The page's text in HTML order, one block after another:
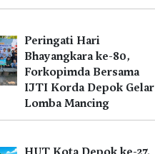
Peringati Hari
Bhayangkara ke-80,
Forkopimda Bersama
IJTI Korda Depok Gelar
Lomba Mancing